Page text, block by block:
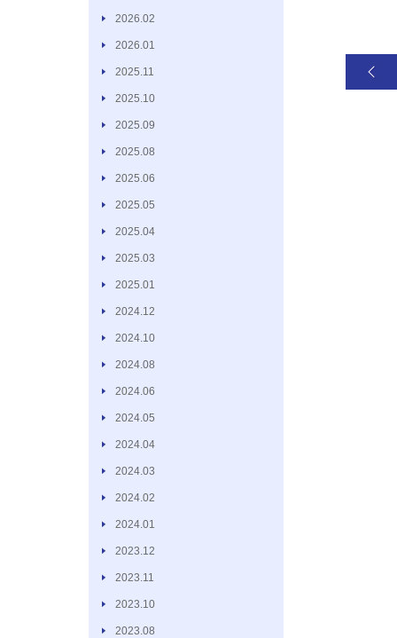
2026.02
2026.01
2025.11
2025.10
2025.09
2025.08
2025.06
2025.05
2025.04
2025.03
2025.01
2024.12
2024.10
2024.08
2024.06
2024.05
2024.04
2024.03
2024.02
2024.01
2023.12
2023.11
2023.10
2023.08